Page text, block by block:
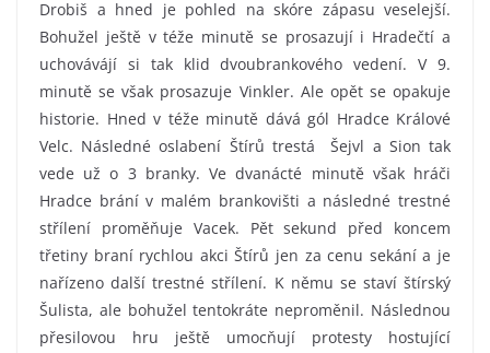
Drobiš a hned je pohled na skóre zápasu veselejší.
Bohužel ještě v téže minutě se prosazují i Hradečtí a
uchovávájí si tak klid dvoubrankového vedení. V 9.
minutě se však prosazuje Vinkler. Ale opět se opakuje
historie. Hned v téže minutě dává gól Hradce Králové
Velc. Následné oslabení Štírů trestá Šejvl a Sion tak
vede už o 3 branky. Ve dvanácté minutě však hráči
Hradce brání v malém brankovišti a následné trestné
střílení proměňuje Vacek. Pět sekund před koncem
třetiny braní rychlou akci Štírů jen za cenu sekání a je
nařízeno další trestné střílení. K němu se staví štírský
Šulista, ale bohužel tentokráte neproměnil. Následnou
přesilovou hru ještě umocňují protesty hostující